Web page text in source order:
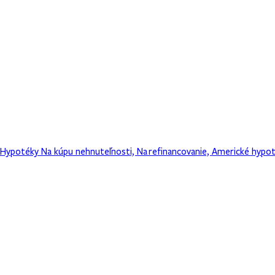
Hypotéky Na kúpu nehnuteľnosti, Na refinancovanie, Americké